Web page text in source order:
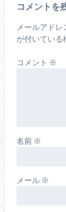
コメントを
メールアドレ
が付いている
コメント ※
名前 ※
メール ※